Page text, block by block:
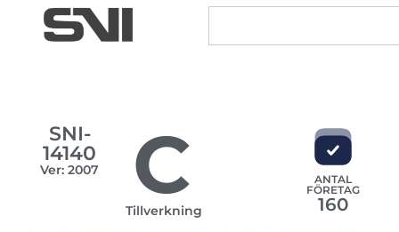
SNI-
14140
Ver: 2007 C
Tillverkning
ANTAL
FÖRETAG
160